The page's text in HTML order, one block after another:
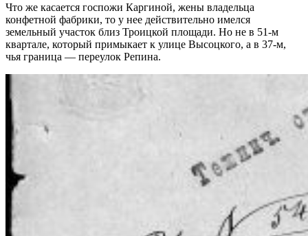
Что же касается госпожи Каргиной, жены владельца
конфетной фабрики, то у нее действительно имелся
земельный участок близ Троицкой площади. Но не в 51-м
квартале, который примыкает к улице Высоцкого, а в 37-м,
чья граница — переулок Репина.